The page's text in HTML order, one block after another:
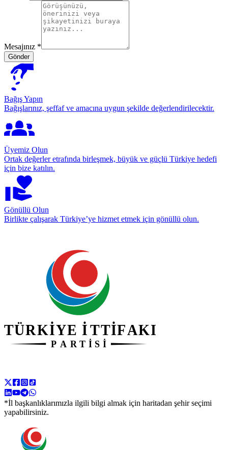
Mesajınız *
Gönder
Bağış Yapın
Bağışlarınız, şeffaf ve amacına uygun şekilde değerlendirilecektir.
Üyemiz Olun
Ortak değerler etrafında birleşmek, büyük ve güçlü Türkiye hedefi
için bize katılın.
Gönüllü Olun
Birlikte çalışarak Türkiye’ye hizmet etmek için gönüllü olun.
*İl başkanlıklarımızla ilgili bilgi almak için haritadan şehir seçimi
yapabilirsiniz.